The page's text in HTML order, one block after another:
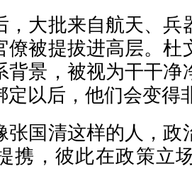
，大批来自航天、兵
僚被提拔进高层。杜
背景，被视为干干净
定以后，他们会变得
张国清这样的人，政
携，彼此在政策立